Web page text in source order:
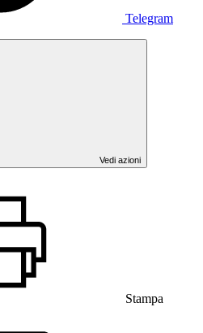
Telegram
Vedi azioni
Stampa